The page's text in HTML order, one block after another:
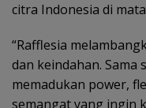
citra Indonesia di
“Rafflesia
dan keindahan.
memadukan power,
semangat yang ingin